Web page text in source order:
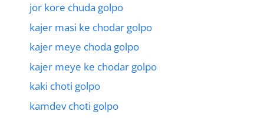
jor kore chuda golpo
kajer masi ke chodar golpo
kajer meye choda golpo
kajer meye ke chodar golpo
kaki choti golpo
kamdev choti golpo